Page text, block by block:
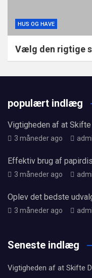
HUS OG HAVE
Vælg den rigtige
populært indlæg
Vigtigheden af at
3 måneder ago
Effektiv brug af
3 måneder ago
Oplev det bedste
3 måneder ago
Seneste indlæg
Vigtigheden af at Skifte